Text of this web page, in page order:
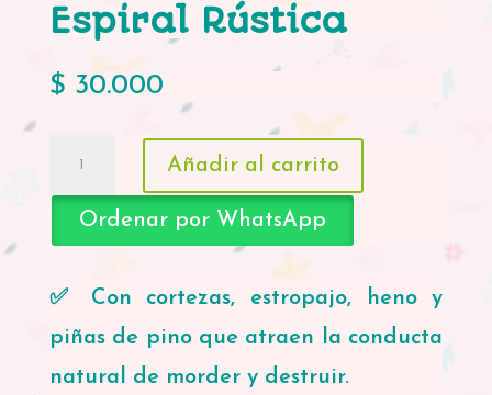
Espiral Rústica
$ 30.000
cantidad
Añadir al carrito
Ordenar por WhatsApp
✅ Con cortezas, estropajo, heno y
piñas de pino que atraen la conducta
natural de morder y destruir.